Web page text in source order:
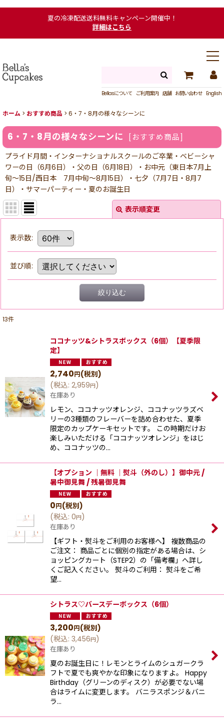
夏の冷凍配送送料無料キャンペーン開催中！
詳細はこちら
Bellasについて ご利用案内 店舗 お問い合わせ English
ホーム > おすすめ商品 > 6・7・8月の様々なシーンに
6・7・8月の様々なシーンに おすすめ商品
プライド月間・インターナショナルスクールのご卒業・ベビーシャ
ワーの日（6月6日）・父の日（6月18日）・お中元（東日本7月上
旬〜15日/西日本 7月中旬〜8月15日）・七夕（7月7日・8月7
日）・サマーパーティー・夏のお誕生日
表示順変更
表示数:
並び順:
絞り込む
13件
ココナッツ&シトラスボックス（6個）【夏季限
定】
2,740円(税別)
(税込: 2,959円)
在庫あり
レモン、ココナッツオレンジ、ココナッツラズベ
リーの3種類のフレーバーを詰め合わせた、夏季
限定のカップケーキセットです。 この時期だけお
楽しみいただける「ココナッツオレンジ」をはじ
め、ココナッツの…
【オプション ｜無料 ｜熨斗（外のし）】御中元 /
暑中御見舞 / 残暑御見舞
0円(税別)
(税込: 0円)
在庫あり
【ギフト・熨斗をご利用のお客様へ】 複数商品の
ご注文： 商品ごとに個別の指定がある場合は、シ
ョッピングカート（STEP2）の「備考欄」へ詳し
くご記入ください。 熨斗のご利用： 熨斗をご希
望…
シトラス♡バースデーボックス（6個）
3,200円(税別)
(税込: 3,456円)
在庫あり
夏のお誕生日に！レモンとライムのシュガークラ
フトで夏でも爽やかな印象になりますよ。 Happy
Birthday（グリーンのディスク）が必要でない場
合はライムに変更します。 バニラスポンジ＆バニ
ラ…